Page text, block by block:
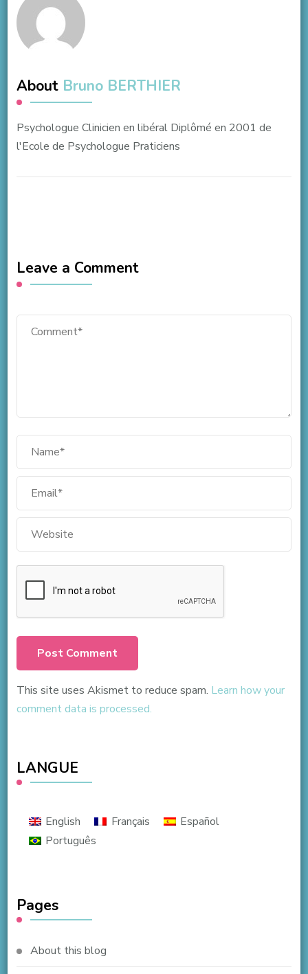
About Bruno BERTHIER
Psychologue Clinicien en libéral Diplômé en 2001 de
l'Ecole de Psychologue Praticiens
Leave a Comment
This site uses Akismet to reduce spam. Learn how your
comment data is processed.
LANGUE
English Français
Español
Português
Pages
About this blog